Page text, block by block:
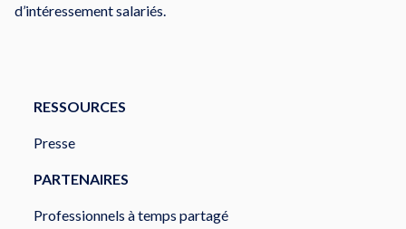
d’intéressement salariés.
RESSOURCES
Presse
PARTENAIRES
Professionnels à temps partagé